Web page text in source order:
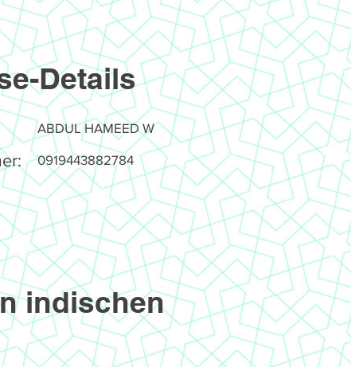
Details
ABDUL HAMEED W
0919443882784
indischen